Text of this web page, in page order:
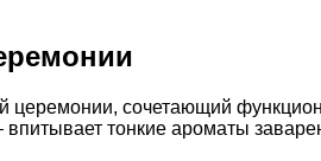
сочетающий
тонкие ароматы